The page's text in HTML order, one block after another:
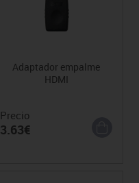
Adaptador empalme
HDMI
Precio
3.63€